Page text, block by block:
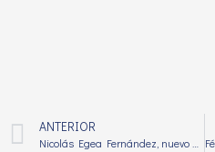
ANTERIOR
Nicolás Egea Fernández, nuevo delegado provincial de la Federación Andaluza de Bandas de Música en Almería